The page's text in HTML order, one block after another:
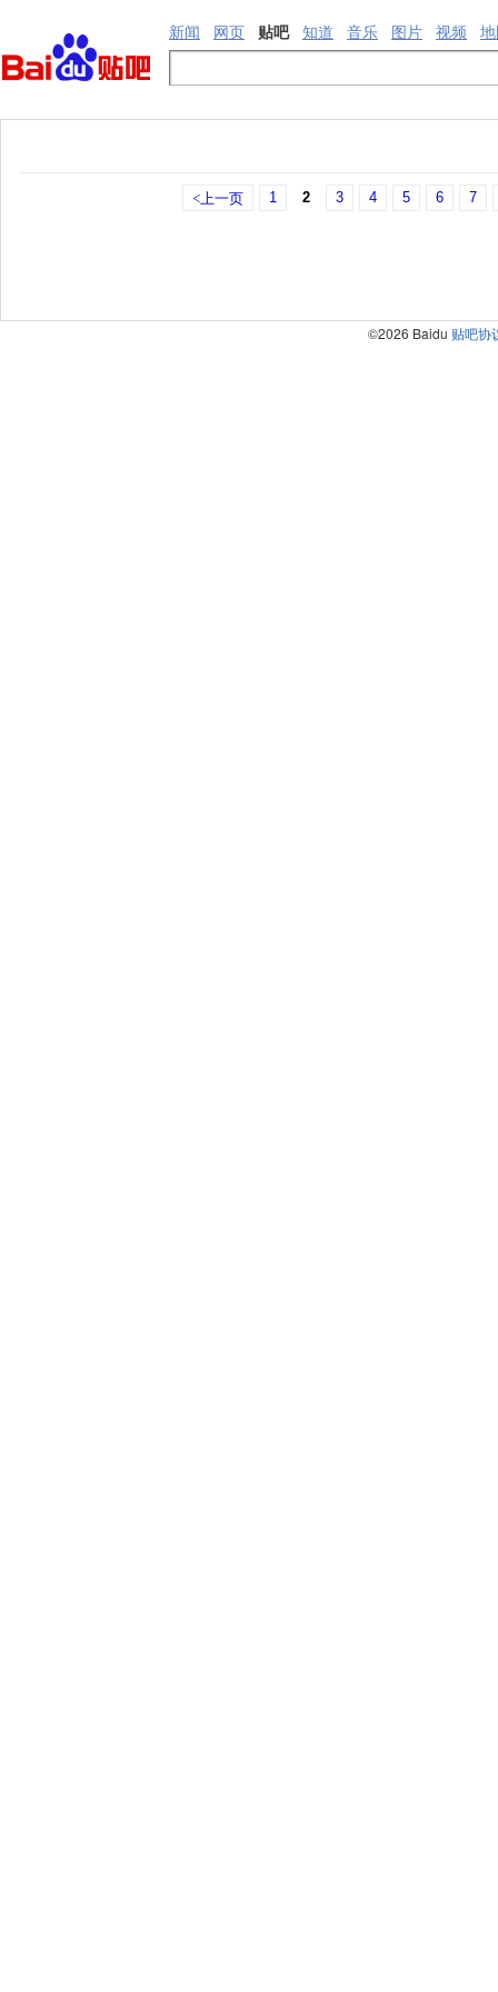
新闻 网页 贴吧 知道 音乐 图片 视频
<上一页 1 2 3 4 5 6 7
©2026 Baidu 贴吧协